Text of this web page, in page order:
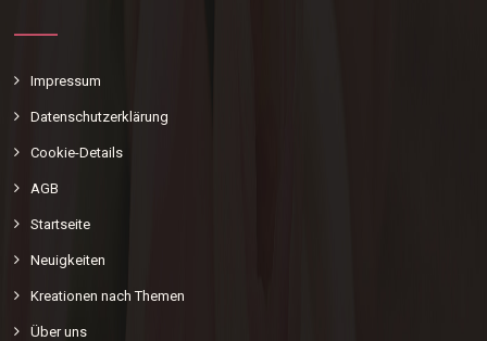
Impressum
Datenschutzerklärung
Cookie-Details
AGB
Startseite
Neuigkeiten
Kreationen nach Themen
Über uns